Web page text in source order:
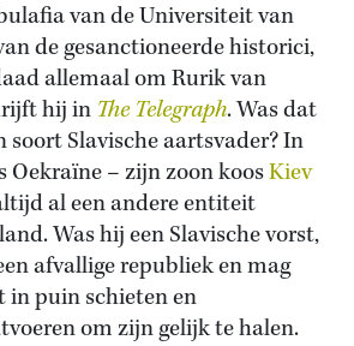
van de Universiteit van
de gesanctioneerde historici,
allemaal om Rurik van
hij in The Telegraph. Was dat
soort Slavische aartsvader? In
Oekraïne – zijn zoon koosKiev
al een andere entiteit
Was hij een Slavische vorst,
afvallige republiek en mag
in puin schieten en
om zijn gelijk te halen.